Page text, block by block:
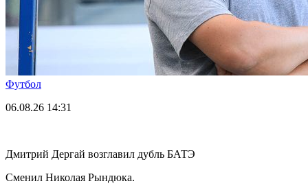
Футбол
06.08.26 14:31
Дмитрий Дергай возглавил дубль БАТЭ
Сменил Николая Рындюка.